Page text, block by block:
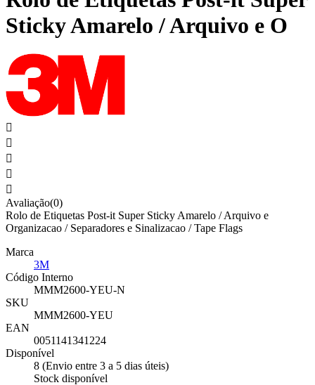
Sticky Amarelo / Arquivo e O





Avaliação(0)
Rolo de Etiquetas Post-it Super Sticky Amarelo / Arquivo e
Organizacao / Separadores e Sinalizacao / Tape Flags
Marca
3M
Código Interno
MMM2600-YEU-N
SKU
MMM2600-YEU
EAN
0051141341224
Disponível
8 (Envio entre 3 a 5 dias úteis)
Stock disponível